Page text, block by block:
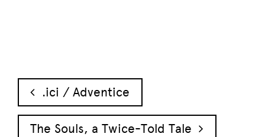
Navigation des articles
.ici / Adventice
The Souls, a Twice-Told Tale